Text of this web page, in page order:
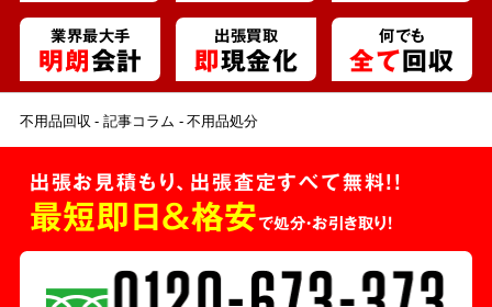
業界最大手
明朗会計
出張買取
即現金化
何でも
全て回収
不用品回収 記事コラム 不用品処分
出張お見積もり、出張査定すべて無料!!
最短即日＆格安で処分・お引き取り！